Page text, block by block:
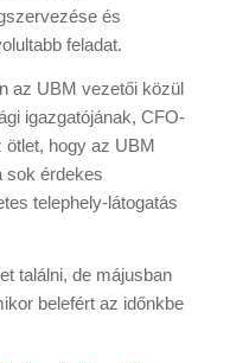
és
feladat.
az UBM vezetői közül
igazgatójának, CFO-
ötlet, hogy az UBM
sok érdekes
telephely-látogatás
találni, de májusban
belefért az időnkbe